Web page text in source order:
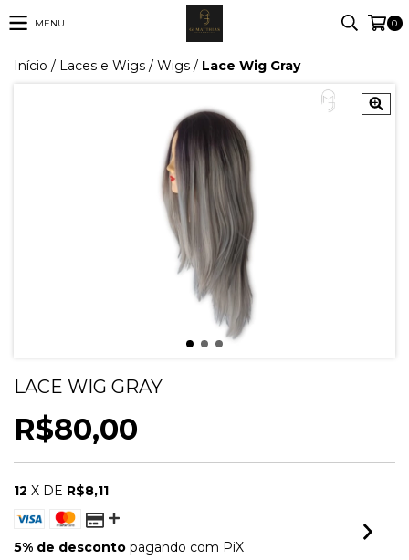
MENU 0
Início / Laces e Wigs / Wigs / Lace Wig Gray
LACE WIG GRAY
R$80,00
12 X DE R$8,11
5% de desconto pagando com PiX